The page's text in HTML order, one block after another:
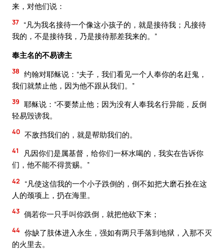
来，对他们说：
37 “凡为我名接待一个像这小孩子的，就是接待我；凡接待
我的，不是接待我，乃是接待那差我来的。”
奉主名的不易谤主
38 约翰对耶稣说：“夫子，我们看见一个人奉你的名赶鬼，
我们就禁止他，因为他不跟从我们。”
39 耶稣说：“不要禁止他；因为没有人奉我名行异能，反倒
轻易毁谤我。
40 不敌挡我们的，就是帮助我们的。
41
凡因你们是属基督，给你们一杯水喝的，我实在告诉你
们，他不能不得赏赐。”
42
“凡使这信我的一个小子跌倒的，倒不如把大磨石拴在这
人的颈项上，扔在海里。
43 倘若你一只手叫你跌倒，就把他砍下来；
44 你缺了肢体进入永生，强如有两只手落到地狱，入那不灭
的火里去。